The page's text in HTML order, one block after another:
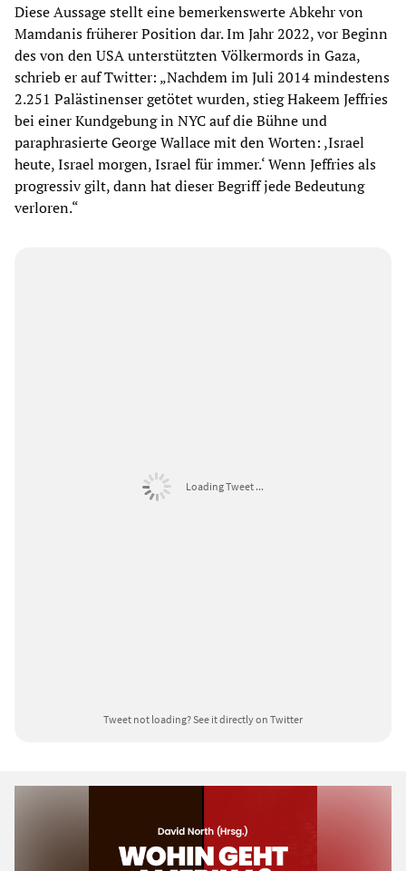
Diese Aussage stellt eine bemerkenswerte Abkehr von
Mamdanis früherer Position dar. Im Jahr 2022, vor Beginn
des von den USA unterstützten Völkermords in Gaza,
schrieb er auf Twitter: „Nachdem im Juli 2014 mindestens
2.251 Palästinenser getötet wurden, stieg Hakeem Jeffries
bei einer Kundgebung in NYC auf die Bühne und
paraphrasierte George Wallace mit den Worten: ,Israel
heute, Israel morgen, Israel für immer.‘ Wenn Jeffries als
progressiv gilt, dann hat dieser Begriff jede Bedeutung
verloren.“
Loading Tweet ...
Tweet not loading?See it directly on Twitter